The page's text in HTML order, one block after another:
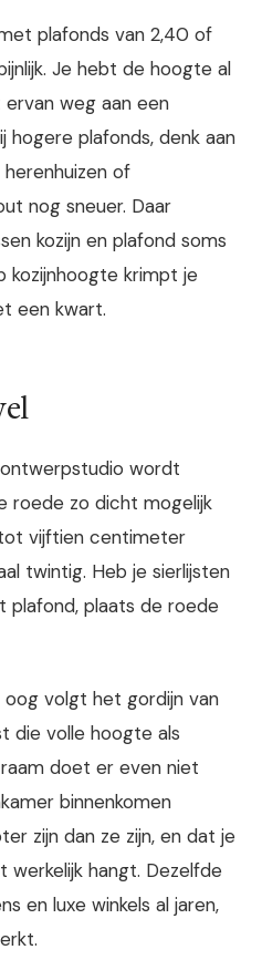
plafonds van 2,40 of
Je hebt de hoogte al
weg aan een
hogere plafonds, denk aan
of
nog sneuer. Daar
kozijn en plafond soms
kozijnhoogte krimpt je
een kwart.
wordt
roede zo dicht mogelijk
vijftien centimeter
twintig. Heb je sierlijsten
plafond, plaats de roede
volgt het gordijn van
die volle hoogte als
doet er even niet
binnenkomen
zijn dan ze zijn, en dat je
werkelijk hangt. Dezelfde
en luxe winkels al jaren,